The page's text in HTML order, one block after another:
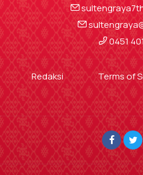
0451
Redaksi Terms of